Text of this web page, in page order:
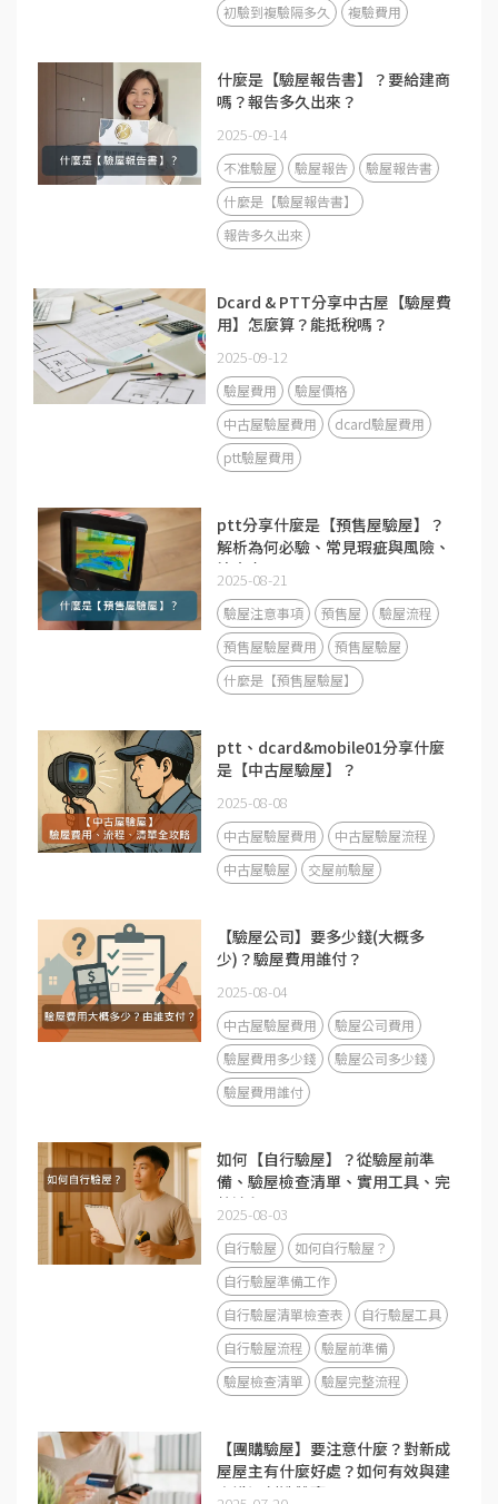
初驗到複驗隔多久
複驗費用
什麼是【驗屋報告書】？要給建商
嗎？報告多久出來？
2025-09-14
不准驗屋 驗屋報告
驗屋報告書
什麼是【驗屋報告書】
報告多久出來
Dcard & PTT分享中古屋【驗屋費
用】怎麼算？能抵稅嗎？
2025-09-12
驗屋費用
驗屋價格
中古屋驗屋費用
dcard驗屋費用
ptt驗屋費用
ptt分享什麼是【預售屋驗屋】？
解析為何必驗、常見瑕疵與風險、
注意事項！
2025-08-21
驗屋注意事項 預售屋
驗屋流程
預售屋驗屋費用
預售屋驗屋
什麼是【預售屋驗屋】
ptt、dcard&mobile01分享什麼
是【中古屋驗屋】？
2025-08-08
中古屋驗屋費用
中古屋驗屋流程
中古屋驗屋
交屋前驗屋
【驗屋公司】要多少錢(大概多
少)？驗屋費用誰付？
2025-08-04
中古屋驗屋費用
驗屋公司費用
驗屋費用多少錢
驗屋公司多少錢
驗屋費用誰付
如何【自行驗屋】？從驗屋前準
備、驗屋檢查清單、實用工具、完
整流程
2025-08-03
自行驗屋
如何自行驗屋？
自行驗屋準備工作
自行驗屋清單檢查表
自行驗屋工具
自行驗屋流程
驗屋前準備
驗屋檢查清單
驗屋完整流程
【團購驗屋】要注意什麼？對新成
屋屋主有什麼好處？如何有效與建
商溝通創造雙贏局面